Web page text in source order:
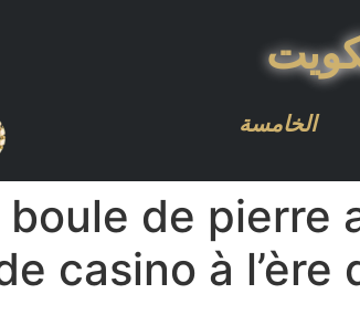
الخامسة
boule de pierre
casino à